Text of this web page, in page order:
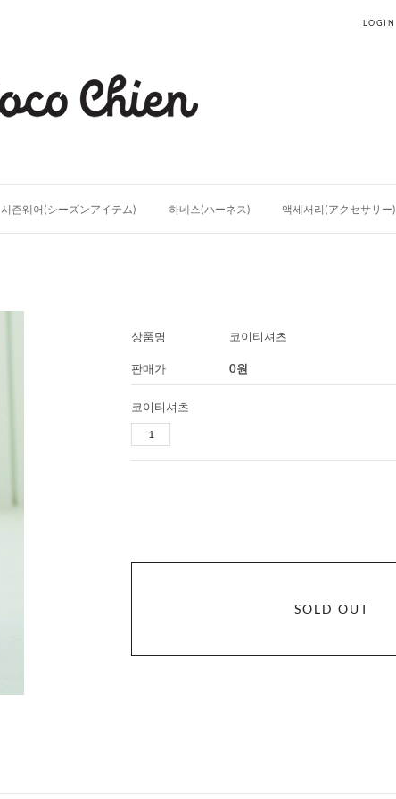
LOGIN
시즌웨어(シーズンアイテム) 하네스(ハーネス) 액세서리(アクセサリー)
상품명 코이티셔츠
판매가 0원
코이티셔츠
SOLD OUT